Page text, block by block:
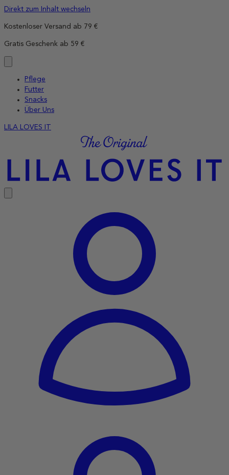
Direkt zum Inhalt wechseln
Kostenloser Versand ab 79 €
Gratis Geschenk ab 59 €
Pflege
Futter
Snacks
Über Uns
LILA LOVES IT